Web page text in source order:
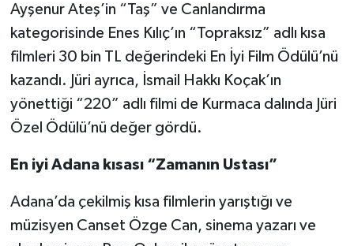
Ayşenur Ateş’in “Taş” ve Canlandırma
kategorisinde Enes Kılıç’ın “Topraksız” adlı kısa
filmleri 30 bin TL değerindeki En İyi Film Ödülü’nü
kazandı. Jüri ayrıca, İsmail Hakkı Koçak’ın
yönettiği “220” adlı filmi de Kurmaca dalında Jüri
Özel Ödülü’nü değer gördü.
En iyi Adana kısası “Zamanın Ustası”
Adana’da çekilmiş kısa filmlerin yarıştığı ve
müzisyen Canset Özge Can, sinema yazarı ve